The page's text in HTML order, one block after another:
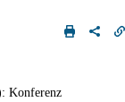
Konferenz